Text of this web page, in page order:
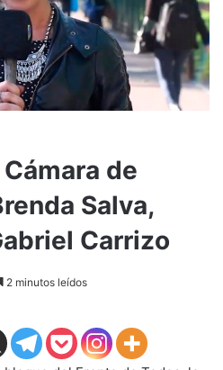
de
Salva,
Carrizo
2 minutos leídos